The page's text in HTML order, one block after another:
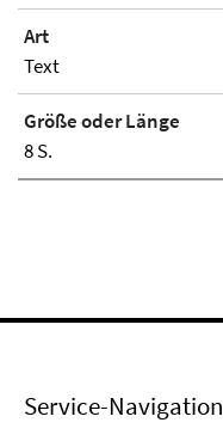
Art
Text
Größe oder Länge
8 S.
Service-Navigation